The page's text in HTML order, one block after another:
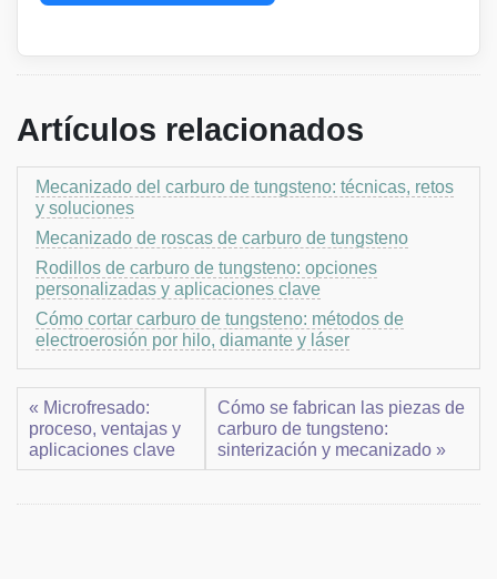
Artículos relacionados
Mecanizado del carburo de tungsteno: técnicas, retos
y soluciones
Mecanizado de roscas de carburo de tungsteno
Rodillos de carburo de tungsteno: opciones
personalizadas y aplicaciones clave
Cómo cortar carburo de tungsteno: métodos de
electroerosión por hilo, diamante y láser
« Microfresado:
proceso, ventajas y
aplicaciones clave
Cómo se fabrican las piezas de
carburo de tungsteno:
sinterización y mecanizado »